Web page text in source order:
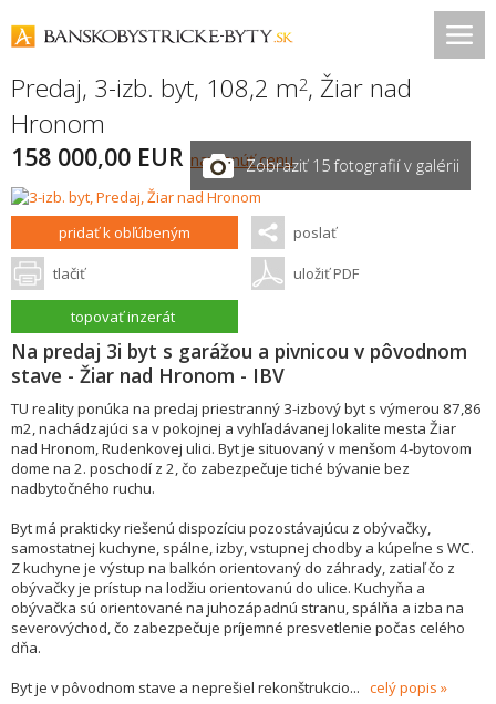
Predaj, 3-izb. byt, 108,2 m2, Žiar nad
Hronom
158 000,00 EUR navrhnúť cenuZobraziť 15 fotografií v galérii
pridať k obľúbeným poslať
tlačiť uložiť PDF
topovať inzerát
Na predaj 3i byt s garážou a pivnicou v pôvodnom
stave - Žiar nad Hronom - IBV
TU reality ponúka na predaj priestranný 3-izbový byt s výmerou 87,86
m2, nachádzajúci sa v pokojnej a vyhľadávanej lokalite mesta Žiar
nad Hronom, Rudenkovej ulici. Byt je situovaný v menšom 4-bytovom
dome na 2. poschodí z 2, čo zabezpečuje tiché bývanie bez
nadbytočného ruchu.
Byt má prakticky riešenú dispozíciu pozostávajúcu z obývačky,
samostatnej kuchyne, spálne, izby, vstupnej chodby a kúpeľne s WC.
Z kuchyne je výstup na balkón orientovaný do záhrady, zatiaľ čo z
obývačky je prístup na lodžiu orientovanú do ulice. Kuchyňa a
obývačka sú orientované na juhozápadnú stranu, spálňa a izba na
severovýchod, čo zabezpečuje príjemné presvetlenie počas celého
dňa.
Byt je v pôvodnom stave a neprešiel rekonštrukcio... celý popis